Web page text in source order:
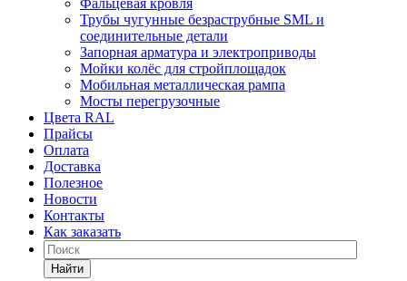
Фальцевая кровля
Трубы чугунные безраструбные SML и
соединительные детали
Запорная арматура и электроприводы
Мойки колёс для стройплощадок
Мобильная металлическая рампа
Мосты перегрузочные
Цвета RAL
Прайсы
Оплата
Доставка
Полезное
Новости
Контакты
Как заказать
Найти